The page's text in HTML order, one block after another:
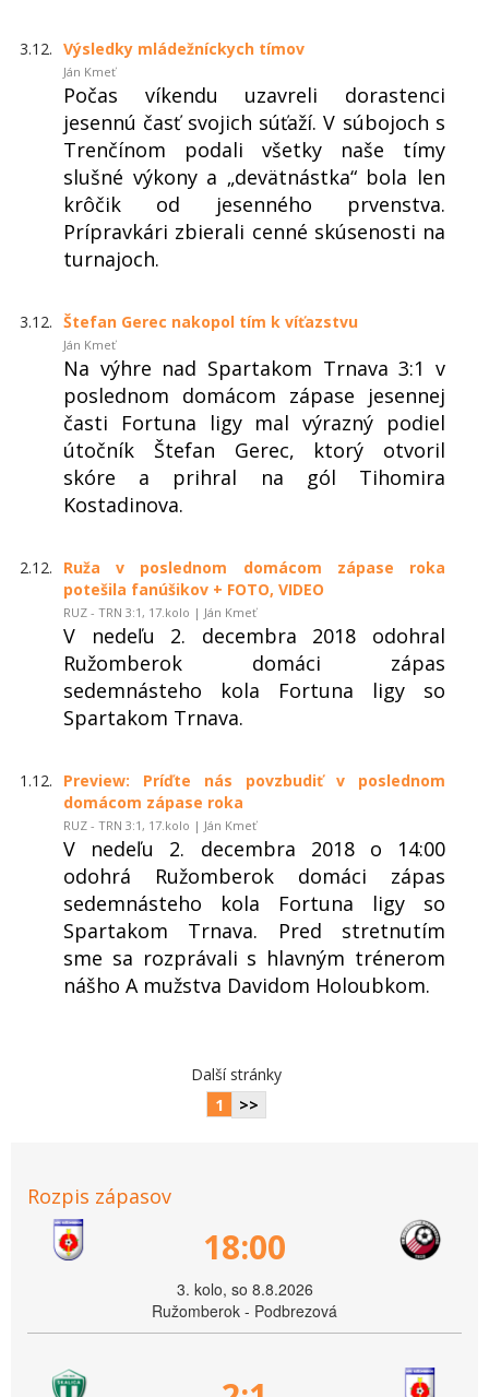
3.12. Výsledky mládežníckych tímov
Ján Kmeť
Počas víkendu uzavreli dorastenci
jesennú časť svojich súťaží. V súbojoch s
Trenčínom podali všetky naše tímy
slušné výkony a „devätnástka“ bola len
krôčik od jesenného prvenstva.
Prípravkári zbierali cenné skúsenosti na
turnajoch.
3.12. Štefan Gerec nakopol tím k víťazstvu
Ján Kmeť
Na výhre nad Spartakom Trnava 3:1 v
poslednom domácom zápase jesennej
časti Fortuna ligy mal výrazný podiel
útočník Štefan Gerec, ktorý otvoril
skóre a prihral na gól Tihomira
Kostadinova.
2.12.
Ruža v poslednom domácom zápase roka
potešila fanúšikov + FOTO, VIDEO
RUZ - TRN 3:1, 17.kolo | Ján Kmeť
V nedeľu 2. decembra 2018 odohral
Ružomberok domáci zápas
sedemnásteho kola Fortuna ligy so
Spartakom Trnava.
1.12.
Preview: Príďte nás povzbudiť v poslednom
domácom zápase roka
RUZ - TRN 3:1, 17.kolo | Ján Kmeť
V nedeľu 2. decembra 2018 o 14:00
odohrá Ružomberok domáci zápas
sedemnásteho kola Fortuna ligy so
Spartakom Trnava. Pred stretnutím
sme sa rozprávali s hlavným trénerom
nášho A mužstva Davidom Holoubkom.
Další stránky
1
>>
Rozpis zápasov
18:00
3. kolo, so 8.8.2026
Ružomberok - Podbrezová